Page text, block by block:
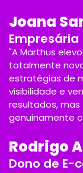
Joana
Empresária
"A Marthus
totalmente
estratégias de
visibilidade e
resultados,
genuinamente
Rodrigo
Dono de E-